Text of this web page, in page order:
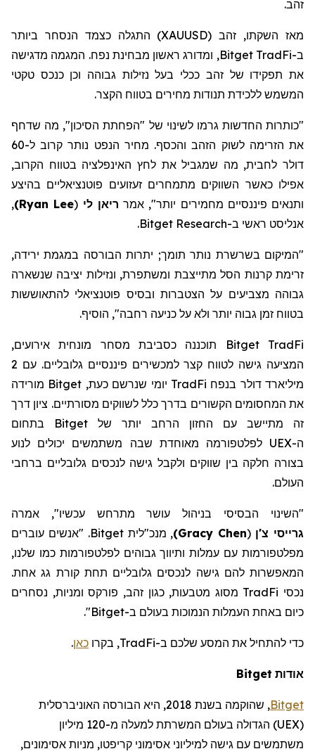
זהב.
מאז השקתו, זהב (XAUUSD) התגלה כצמד הנסחר ביותר
ב-Bitget TradFi, ומדורג ראשון מבחינת נפח. המגמה מדגישה
את תפקידו של זהב ככלי בעל נזילות גבוהה וכן כנכס טקטי
המשמש ללכידת תנודות מחירים בטווח הקצר.
"כותרות החדשות גרמו לשינוי של "הפחתת הסיכון", מה שדחף
את הזרימה לשוק הזהב והכסף. מחיר הנפט נותר קרוב ל-60
דולר לחבית, מה שמגביל את לחץ האינפלציה בטווח הקרוב,
אפילו כאשר השווקים מתמחרים זעזועים פוטנציאליים בהיצע
ותנאים פיננסיים מחמירים יותר", אמר ריאן לי (
Ryan Lee
)
,
אנליסט ראשי ב-Bitget Research
.
"המיקום בשרשרת נותר תומך; יתרות הבורסה במגמת ירידה,
זרימת קרנות הסל מתייצבת ומשתפרת, ונזילות יציבה שנשארה
גבוהה מצביעים על הצטברות ובסיס פוטנציאלי להתאוששות
בטווח זמן גבוה יותר ולא על כניעה רחבה", הוסיף.
Bitget TradFi
תוכננה כסביבת מסחר מונחית אירועים,
המציעה גישה לטווח קצר למכשירים פיננסיים גלובליים. עם 2
מיליארד דולר בנפח TradFi יומי שנרשם כעת, Bitget מורידה
את המחסומים הקשורים בדרך כלל לשווקים מסורתיים. ציון דרך
זה מתיישב עם החזון הרחב יותר של Bitget בתחום
ה-UEX לפלטפורמה מאוחדת שבה משתמשים יכולים לנוע
בצורה חלקה בין שווקים ולקבל גישה לנכסים גלובליים ברחבי
העולם.
"השינוי הבסיסי בניהול עושר מתרחש עכשיו", אמרה
גרייסי צ'ן (
Gracy Chen
), מנכ"ליתBitget. "אנשים עוברים
מפלטפורמות עם עמלות ותיווך גבוהים לפלטפורמות כמו שלנו,
המאפשרות להם גישה לנכסים גלובליים תחת קורת גג אחת.
נכסי TradFi מסוג מטבעות, כגון זהב, פורקסומניות, נסחרים
כיום באחת העמלות הנמוכות בעולם ב-Bitget
"
.
כדי להתחיל את המסע שלכם ב-TradFi, בקרו כאן.
אודות Bitget
Bitget
, שהוקמה
בשנת 2018, היא הבורסה האוניברסלית
(
UEX
) הגדולה בעולם המשרתת למעלה מ-120
מיליון
משתמשים עם גישה למיליוני אסימוני קריפטו, מניות אסימונים,